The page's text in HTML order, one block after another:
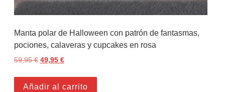
Manta polar de Halloween con patrón de fantasmas,
pociones, calaveras y cupcakes en rosa
59,95€ El precio original era: 59,95 €.
49,95 €El precio actual es: 49,95 €.
Añadir al carrito